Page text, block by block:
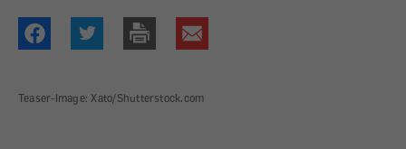
Teaser-Image: Xato/Shutterstock.com